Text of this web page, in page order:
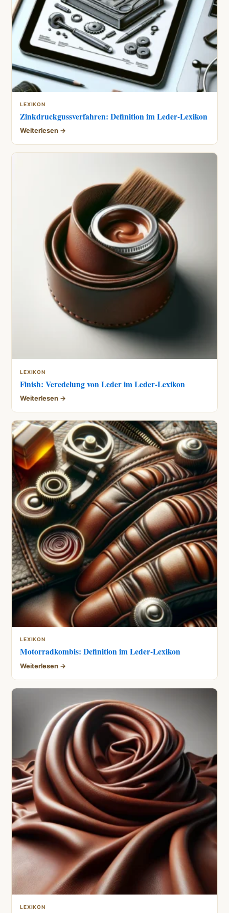
LEXIKON
Zinkdruckgussverfahren: Definition im Leder-Lexikon
Weiterlesen →
LEXIKON
Finish: Veredelung von Leder im Leder-Lexikon
Weiterlesen →
LEXIKON
Motorradkombis: Definition im Leder-Lexikon
Weiterlesen →
LEXIKON